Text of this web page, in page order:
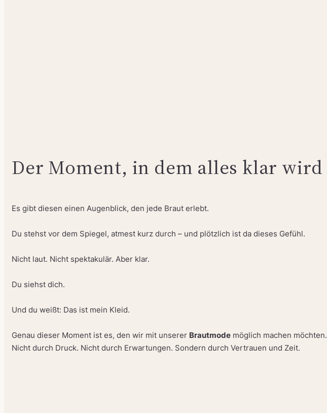
Der Moment, in dem alles klar wird
Es gibt diesen einen Augenblick, den jede Braut erlebt.
Du stehst vor dem Spiegel, atmest kurz durch – und plötzlich ist da dieses Gefühl.
Nicht laut. Nicht spektakulär. Aber klar.
Du siehst dich.
Und du weißt: Das ist mein Kleid.
Genau dieser Moment ist es, den wir mit unserer Brautmode möglich machen möchten.
Nicht durch Druck. Nicht durch Erwartungen. Sondern durch Vertrauen und Zeit.